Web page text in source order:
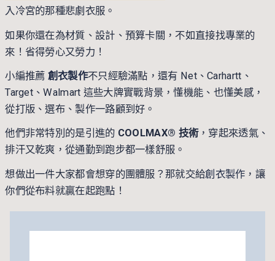
入冷宮的那種悲劇衣服。
如果你還在為材質、設計、預算卡關，不如直接找專業的
來！省得勞心又勞力！
小編推薦 創衣製作不只經驗滿點，還有 Net、Carhartt、
Target、Walmart 這些大牌實戰背景，懂機能、也懂美感，
從打版、選布、製作一路顧到好。
他們非常特別的是引進的 COOLMAX® 技術，穿起來透氣、
排汗又乾爽，從通勤到跑步都一樣舒服。
想做出一件大家都會想穿的團體服？那就交給創衣製作 ，讓
你們從布料就贏在起跑點！